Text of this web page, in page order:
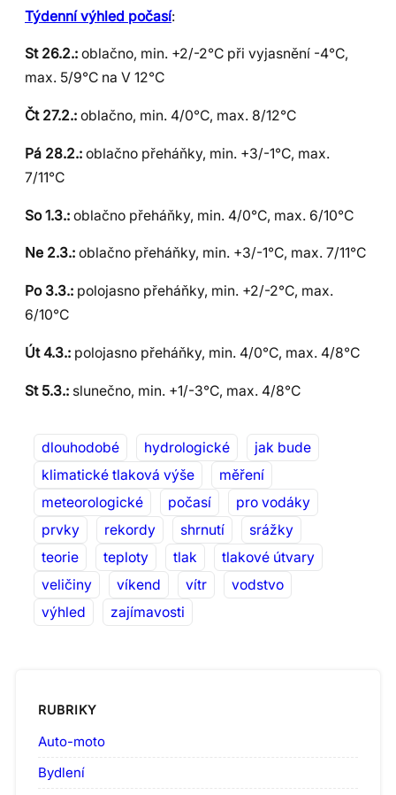
Týdenní výhled počasí:
St 26.2.: oblačno, min. +2/-2°C při vyjasnění -4°C,
max. 5/9°C na V 12°C
Čt 27.2.: oblačno, min. 4/0°C, max. 8/12°C
Pá 28.2.: oblačno přeháňky, min. +3/-1°C, max.
7/11°C
So 1.3.: oblačno přeháňky, min. 4/0°C, max. 6/10°C
Ne 2.3.: oblačno přeháňky, min. +3/-1°C, max. 7/11°C
Po 3.3.: polojasno přeháňky, min. +2/-2°C, max.
6/10°C
Út 4.3.: polojasno přeháňky, min. 4/0°C, max. 4/8°C
St 5.3.: slunečno, min. +1/-3°C, max. 4/8°C
dlouhodobé hydrologické
jak bude
klimatické tlaková výše
měření
meteorologické
počasí
pro vodáky
prvky
rekordy shrnutí
srážky
teorie
teploty tlak
tlakové útvary
veličiny
víkend vítr
vodstvo
výhled
zajímavosti
RUBRIKY
Auto-moto
Bydlení